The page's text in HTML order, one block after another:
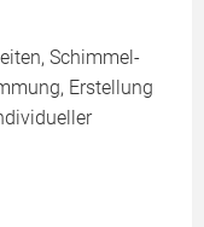
Schimmel-
Erstellung